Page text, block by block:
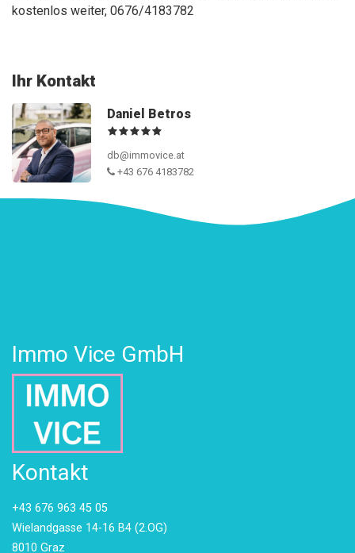
kostenlos weiter, 0676/4183782
Ihr Kontakt
Daniel Betros
db@immovice.at
+43 676 4183782
Immo Vice GmbH
Kontakt
+43 676 963 45 05
Wielandgasse 14-16 B4 (2.OG)
8010 Graz